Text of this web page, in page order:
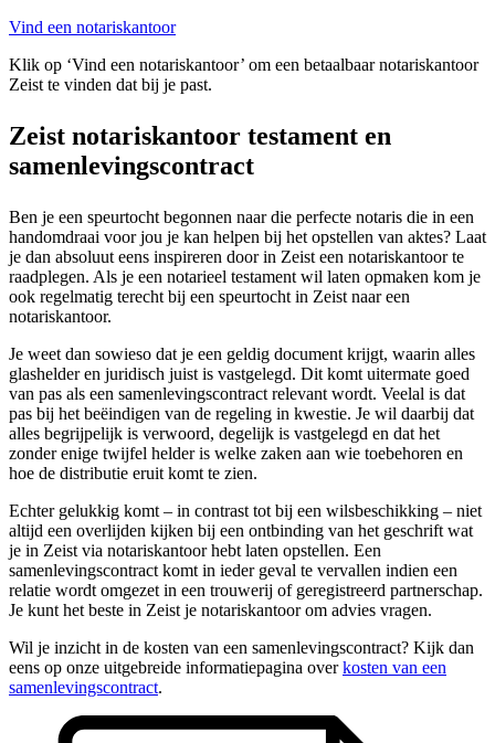
Vind een notariskantoor
Klik op ‘Vind een notariskantoor’ om een betaalbaar notariskantoor
Zeist te vinden dat bij je past.
Zeist notariskantoor testament en
samenlevingscontract
Ben je een speurtocht begonnen naar die perfecte notaris die in een
handomdraai voor jou je kan helpen bij het opstellen van aktes? Laat
je dan absoluut eens inspireren door in Zeist een notariskantoor te
raadplegen. Als je een notarieel testament wil laten opmaken kom je
ook regelmatig terecht bij een speurtocht in Zeist naar een
notariskantoor.
Je weet dan sowieso dat je een geldig document krijgt, waarin alles
glashelder en juridisch juist is vastgelegd. Dit komt uitermate goed
van pas als een samenlevingscontract relevant wordt. Veelal is dat
pas bij het beëindigen van de regeling in kwestie. Je wil daarbij dat
alles begrijpelijk is verwoord, degelijk is vastgelegd en dat het
zonder enige twijfel helder is welke zaken aan wie toebehoren en
hoe de distributie eruit komt te zien.
Echter gelukkig komt – in contrast tot bij een wilsbeschikking – niet
altijd een overlijden kijken bij een ontbinding van het geschrift wat
je in Zeist via notariskantoor hebt laten opstellen. Een
samenlevingscontract komt in ieder geval te vervallen indien een
relatie wordt omgezet in een trouwerij of geregistreerd partnerschap.
Je kunt het beste in Zeist je notariskantoor om advies vragen.
Wil je inzicht in de kosten van een samenlevingscontract? Kijk dan
eens op onze uitgebreide informatiepagina overkosten van een
samenlevingscontract.